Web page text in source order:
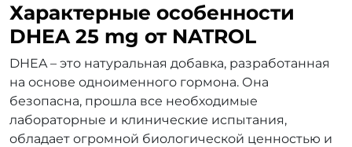
Характерные особенности
DHEA 25 mg от NATROL
DHEA – это натуральная добавка, разработанная
на основе одноименного гормона. Она
безопасна, прошла все необходимые
лабораторные и клинические испытания,
обладает огромной биологической ценностью и